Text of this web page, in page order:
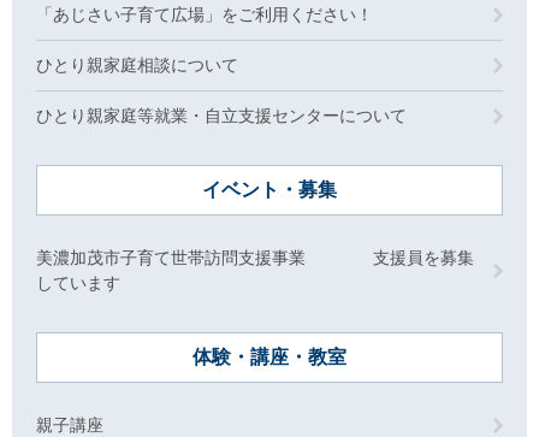
「あじさい子育て広場」をご利用ください！
ひとり親家庭相談について
ひとり親家庭等就業・自立支援センターについて
イベント・募集
美濃加茂市子育て世帯訪問支援事業 支援員を募集
しています
体験・講座・教室
親子講座